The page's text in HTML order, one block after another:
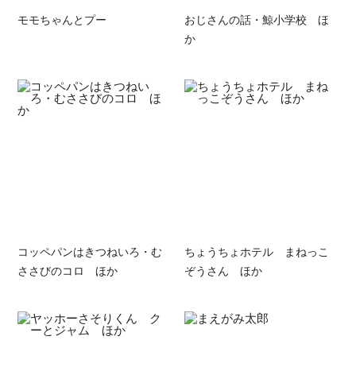
モモちゃんとプー
おじさんの話・鯨小学校 ほ
か
コッペパンはきつねいろ・む
ささびのコロ ほか
ちょうちょホテル まねっこ
ぞうさん ほか